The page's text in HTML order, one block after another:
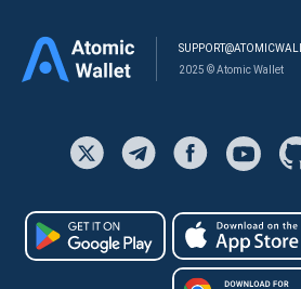
2025 © Atomic Wallet